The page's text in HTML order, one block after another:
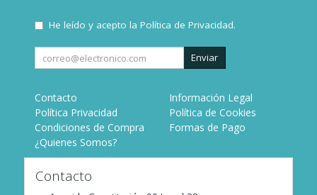
He leído y acepto la Política de Privacidad.
Enviar
Contacto
Información Legal
Política Privacidad
Política de Cookies
Condiciones de Compra
Formas de Pago
¿Quienes Somos?
Contacto